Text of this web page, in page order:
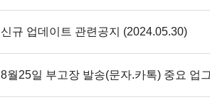
신규 업데이트 관련공지 (2024.05.30)
8월25일 부고장 발송(문자.카톡) 중요 업